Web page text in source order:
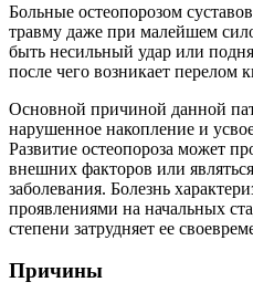
Больные остеопорозом
травму даже при малейшем
быть несильный удар или
после чего возникает перелом
Основной причиной данной
нарушенное накопление и
Развитие остеопороза может
внешних факторов или
заболевания. Болезнь
проявлениями на начальных
степени затрудняет ее
Причины